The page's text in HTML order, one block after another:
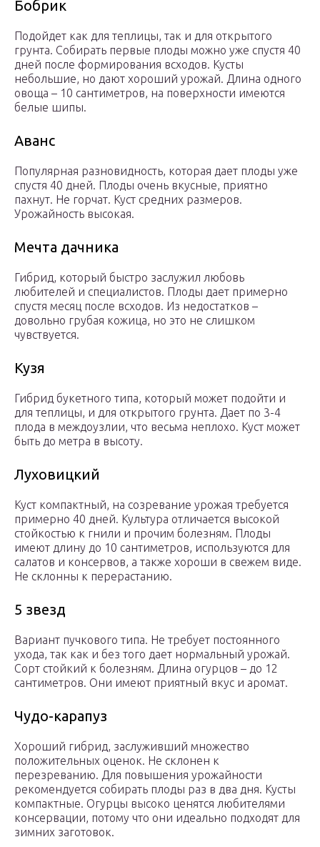
Бобрик
Подойдет как для теплицы, так и для открытого
грунта. Собирать первые плоды можно уже спустя 40
дней после формирования всходов. Кусты
небольшие, но дают хороший урожай. Длина одного
овоща – 10 сантиметров, на поверхности имеются
белые шипы.
Аванс
Популярная разновидность, которая дает плоды уже
спустя 40 дней. Плоды очень вкусные, приятно
пахнут. Не горчат. Куст средних размеров.
Урожайность высокая.
Мечта дачника
Гибрид, который быстро заслужил любовь
любителей и специалистов. Плоды дает примерно
спустя месяц после всходов. Из недостатков –
довольно грубая кожица, но это не слишком
чувствуется.
Кузя
Гибрид букетного типа, который может подойти и
для теплицы, и для открытого грунта. Дает по 3-4
плода в междоузлии, что весьма неплохо. Куст может
быть до метра в высоту.
Луховицкий
Куст компактный, на созревание урожая требуется
примерно 40 дней. Культура отличается высокой
стойкостью к гнили и прочим болезням. Плоды
имеют длину до 10 сантиметров, используются для
салатов и консервов, а также хороши в свежем виде.
Не склонны к перерастанию.
5 звезд
Вариант пучкового типа. Не требует постоянного
ухода, так как и без того дает нормальный урожай.
Сорт стойкий к болезням. Длина огурцов – до 12
сантиметров. Они имеют приятный вкус и аромат.
Чудо-карапуз
Хороший гибрид, заслуживший множество
положительных оценок. Не склонен к
перезреванию. Для повышения урожайности
рекомендуется собирать плоды раз в два дня. Кусты
компактные. Огурцы высоко ценятся любителями
консервации, потому что они идеально подходят для
зимних заготовок.